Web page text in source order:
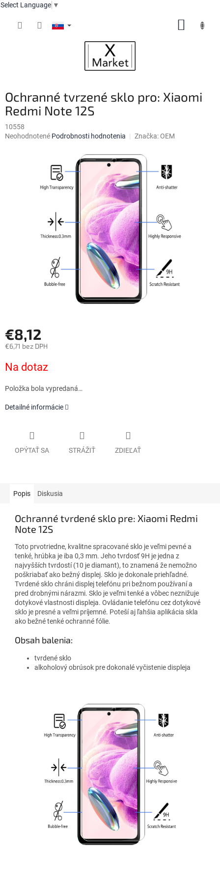
Select Language ▼
Ochranné tvrzené sklo pro: Xiaomi
Redmi Note 12S
10558
Priemerné
Neohodnotené Podrobnosti hodnotenia Značka: OEM
€8,12
€6,71 bez DPH
cena:
Na dotaz
Položka bola vypredaná…
Detailné informácie
OPÝTAŤ SA STRÁŽIŤ ZDIEĽAŤ
Popis Diskusia
Ochranné tvrdené sklo pre: Xiaomi Redmi
Note 12S
Toto prvotriedne, kvalitne spracované sklo je veľmi pevné a
tenké, hrúbka je iba 0,3 mm. Jeho tvrdosť 9H je jedna z
najvyšších tvrdostí (10 je diamant), to znamená že nemožno
poškriabať ako bežný displej. Sklo je dokonale priehľadné.
Tvrdené sklo chráni displej telefónu pri bežnom používaní a
pred drobnými nárazmi. Sklo je veľmi tenké a vôbec neznižuje
dotykové vlastnosti displeja. Ovládanie telefónu cez dotykové
sklo je presné a veľmi príjemné. Poteší aj ľahšia aplikácia skla
ako bežné tenké ochranné fólie.
Obsah balenia:
tvrdené sklo
alkoholový obrúsok pre dokonalé vyčistenie displeja